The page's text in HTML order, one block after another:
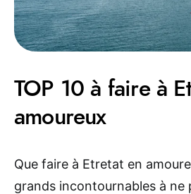
TOP 10 à faire à
amoureux
Que faire à Etretat en
grands incontournables à ne